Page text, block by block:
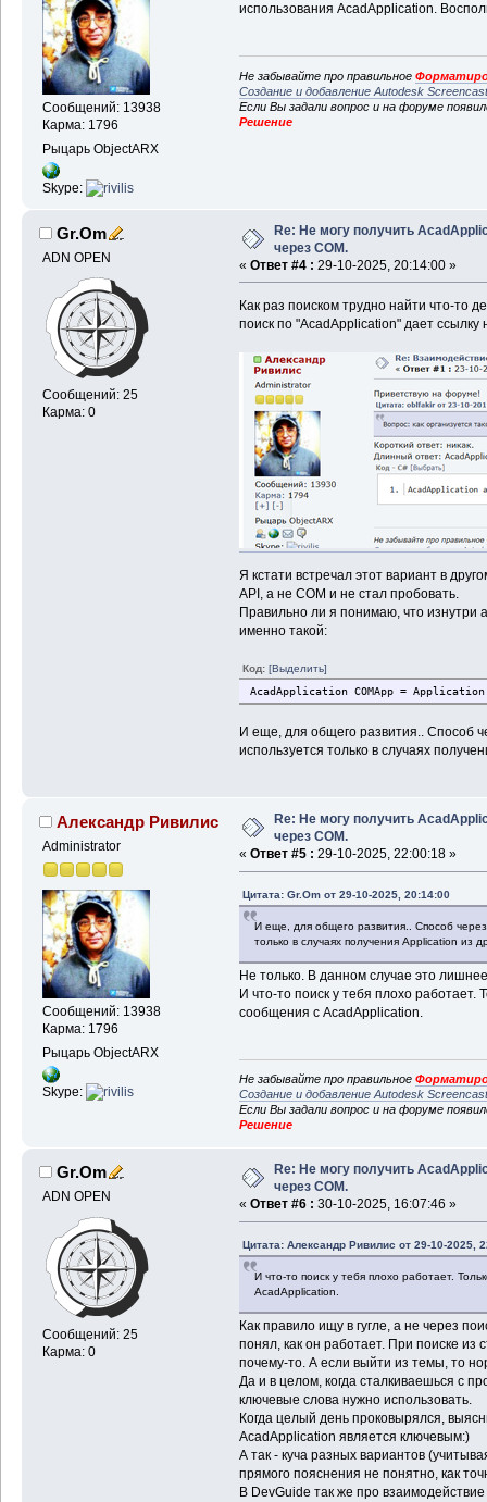
Сообщений: 13938
Карма: 1796
Рыцарь ObjectARX
Skype:
использования AcadApplication.
Не забывайте про правильное
Создание и добавление Autodesk
Если Вы задали вопрос и на форуме
Решение
Gr.Om
ADN OPEN
Сообщений: 25
Карма: 0
Re: Не могу получить
через COM.
« Ответ #4 : 29-10-2025, 20:14:00 »
Как раз поиском трудно найти что-то
поиск по "AcadApplication" дает ссылку
Я кстати встречал этот вариант в
API, а не COM и не стал пробовать.
Правильно ли я понимаю, что изнутри
именно такой:
Код: [Выделить]
AcadApplication COMApp =
И еще, для общего развития.. Способ
используется только в случаях
Александр Ривилис
Administrator
Сообщений: 13938
Карма: 1796
Рыцарь ObjectARX
Skype:
Re: Не могу получить
через COM.
« Ответ #5 : 29-10-2025, 22:00:18 »
Цитата: Gr.Om от 29-10-2025, 20:14:00
И еще, для общего развития.. Способ
только в случаях получения Application из
Не только. В данном случае это
И что-то поиск у тебя плохо
сообщения с AcadApplication.
Не забывайте про правильное
Создание и добавление Autodesk
Если Вы задали вопрос и на форуме
Решение
Gr.Om
ADN OPEN
Сообщений: 25
Карма: 0
Re: Не могу получить
через COM.
« Ответ #6 : 30-10-2025, 16:07:46 »
Цитата: Александр Ривилис от 29-10-2025,
И что-то поиск у тебя плохо работает.
AcadApplication.
Как правило ищу в гугле, а не через
понял, как он работает. При поиске из
почему-то. А если выйти из темы, то
Да и в целом, когда сталкиваешься с
ключевые слова нужно использовать.
Когда целый день проковырялся,
AcadApplication является ключевым:)
А так - куча разных вариантов
прямого пояснения не понятно, как
В DevGuide так же про